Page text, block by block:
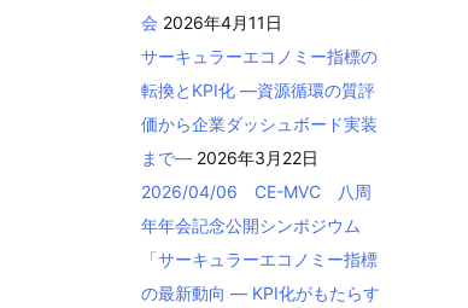
会 2026年4月11日
サーキュラーエコノミー指標の
転換とKPI化 ―資源循環の質評
価から企業ダッシュボード実装
まで― 2026年3月22日
2026/04/06 CE-MVC 八周
年年会記念公開シンポジウム
「サーキュラーエコノミー指標
の最新動向 ― KPI化がもたらす